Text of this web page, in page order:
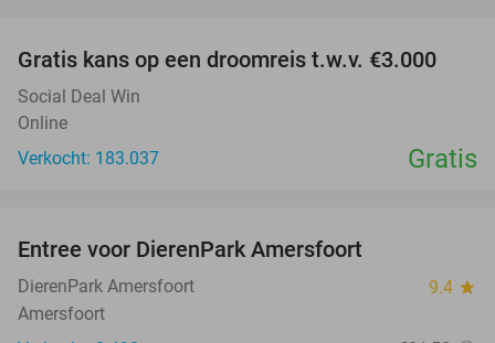
Gratis kans op een droomreis t.w.v. €3.000
Social Deal Win
Online
Verkocht: 183.037
Gratis
Entree voor DierenPark Amersfoort
DierenPark Amersfoort 9.4 star
Amersfoort